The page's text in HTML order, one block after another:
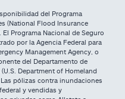
del Programa
(National Flood Insurance
Programa Nacional de Seguro
por la Agencia Federal para
Management Agency, o
del Departamento de
Department of Homeland
pólizas contra inundaciones
y vendidas y